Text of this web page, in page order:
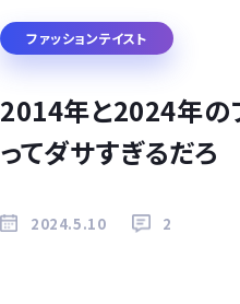
ファッションテイスト
2014年と2024年の
ってダサすぎるだろ
2024.5.10 2